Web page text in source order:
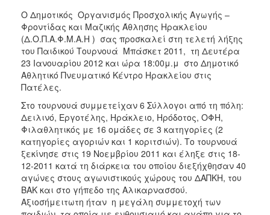
2011
2010
2006
ΤΟΠΟΣ
ΠΟΛΙΤΙΣΜΟΣ
ΑΝΘΕΚΤΙΚΗ
ΠΟΛΗ
Ο Δημοτικός Οργανισμός Προσχολικής Αγωγής –
Φροντίδας και Μαζικής Άθλησης Ηρακλείου
(Δ.Ο.Π.Α.Φ.Μ.Α.Η ) σας προσκαλεί στη τελετή λήξης
του Παιδικού Τουρνουά Μπάσκετ 2011, τη Δευτέρα
23 Ιανουαρίου 2012 και ώρα 18:00μ.μ στο Δημοτικό
Αθλητικό Πνευματικό Κέντρο Ηρακλείου στις
Πατέλες.
Στο τουρνουά συμμετείχαν 6 Σύλλογοι από τη πόλη:
Δειλινό, Εργοτέλης, Ηράκλειο, Ηρόδοτος, ΟΦΗ,
Φιλαθλητικός με 16 ομάδες σε 3 κατηγορίες (2
κατηγορίες αγοριών και 1 κοριτσιών). Το τουρνουά
ξεκίνησε στις 19 Νοεμβρίου 2011 και έληξε στις 18-
12-2011 κατά τη διάρκεια του οποίου διεξήχθησαν 40
αγώνες στους αγωνιστικούς χώρους του ΔΑΠΚΗ, του
ΒΑΚ και στο γήπεδο της Αλικαρνασσού.
Αξιοσήμειτωτη ήταν η μεγάλη συμμετοχή των